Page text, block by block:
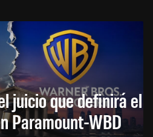
juicio que definirá el
Paramount-WBD